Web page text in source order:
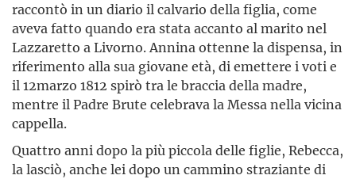
raccontò in un diario il calvario della figlia, come
aveva fatto quando era stata accanto al marito nel
Lazzaretto a Livorno. Annina ottenne la dispensa, in
riferimento alla sua giovane età, di emettere i voti e
il 12marzo 1812 spirò tra le braccia della madre,
mentre il Padre Brute celebrava la Messa nella vicina
cappella.
Quattro anni dopo la più piccola delle figlie, Rebecca,
la lasciò, anche lei dopo un cammino straziante di